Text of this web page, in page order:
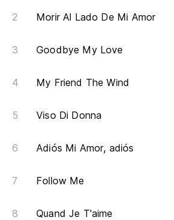
Morir Al Lado De Mi Amor
Goodbye My Love
My Friend The Wind
Viso Di Donna
Adiós Mi Amor, adiós
Follow Me
Quand Je T'aime